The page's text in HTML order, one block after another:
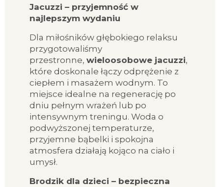
Jacuzzi – przyjemność w
najlepszym wydaniu
Dla miłośników głębokiego relaksu
przygotowaliśmy
przestronne, wieloosobowe jacuzzi,
które doskonale łączy odprężenie z
ciepłem i masażem wodnym. To
miejsce idealne na regenerację po
dniu pełnym wrażeń lub po
intensywnym treningu. Woda o
podwyższonej temperaturze,
przyjemne bąbelki i spokojna
atmosfera działają kojąco na ciało i
umysł.
Brodzik dla dzieci – bezpieczna